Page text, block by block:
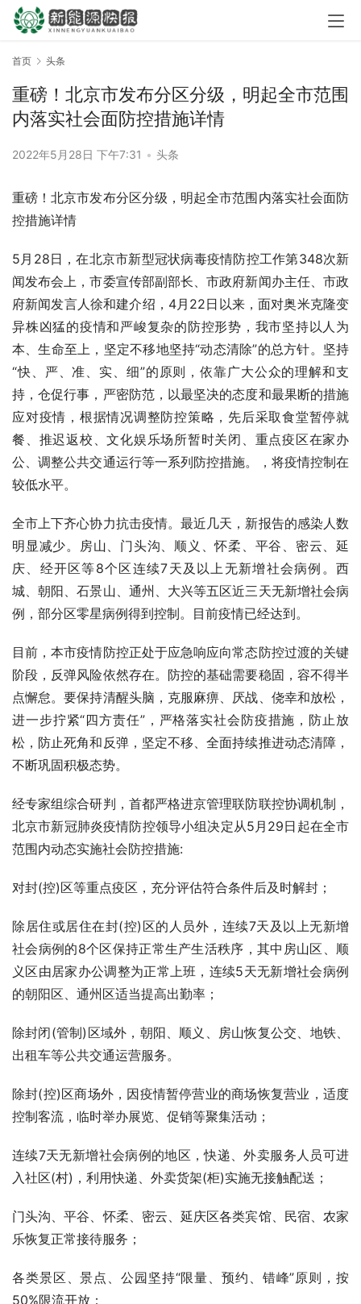
首页 头条
重磅！北京市发布分区分级，明起全市范围
内落实社会面防控措施详情
2022年5月28日 下午7:31 • 头条
重磅！北京市发布分区分级，明起全市范围内落实社会面防
控措施详情
5月28日，在北京市新型冠状病毒疫情防控工作第348次新
闻发布会上，市委宣传部副部长、市政府新闻办主任、市政
府新闻发言人徐和建介绍，4月22日以来，面对奥米克隆变
异株凶猛的疫情和严峻复杂的防控形势，我市坚持以人为
本、生命至上，坚定不移地坚持“动态清除”的总方针。坚持
“快、严、准、实、细”的原则，依靠广大公众的理解和支
持，仓促行事，严密防范，以最坚决的态度和最果断的措施
应对疫情，根据情况调整防控策略，先后采取食堂暂停就
餐、推迟返校、文化娱乐场所暂时关闭、重点疫区在家办
公、调整公共交通运行等一系列防控措施。，将疫情控制在
较低水平。
全市上下齐心协力抗击疫情。最近几天，新报告的感染人数
明显减少。房山、门头沟、顺义、怀柔、平谷、密云、延
庆、经开区等8个区连续7天及以上无新增社会病例。西
城、朝阳、石景山、通州、大兴等五区近三天无新增社会病
例，部分区零星病例得到控制。目前疫情已经达到。
目前，本市疫情防控正处于应急响应向常态防控过渡的关键
阶段，反弹风险依然存在。防控的基础需要稳固，容不得半
点懈怠。要保持清醒头脑，克服麻痹、厌战、侥幸和放松，
进一步拧紧“四方责任”，严格落实社会防疫措施，防止放
松，防止死角和反弹，坚定不移、全面持续推进动态清障，
不断巩固积极态势。
经专家组综合研判，首都严格进京管理联防联控协调机制，
北京市新冠肺炎疫情防控领导小组决定从5月29日起在全市
范围内动态实施社会防控措施:
对封(控)区等重点疫区，充分评估符合条件后及时解封；
除居住或居住在封(控)区的人员外，连续7天及以上无新增
社会病例的8个区保持正常生产生活秩序，其中房山区、顺
义区由居家办公调整为正常上班，连续5天无新增社会病例
的朝阳区、通州区适当提高出勤率；
除封闭(管制)区域外，朝阳、顺义、房山恢复公交、地铁、
出租车等公共交通运营服务。
除封(控)区商场外，因疫情暂停营业的商场恢复营业，适度
控制客流，临时举办展览、促销等聚集活动；
连续7天无新增社会病例的地区，快递、外卖服务人员可进
入社区(村)，利用快递、外卖货架(柜)实施无接触配送；
门头沟、平谷、怀柔、密云、延庆区各类宾馆、民宿、农家
乐恢复正常接待服务；
各类景区、景点、公园坚持“限量、预约、错峰”原则，按
50%限流开放；